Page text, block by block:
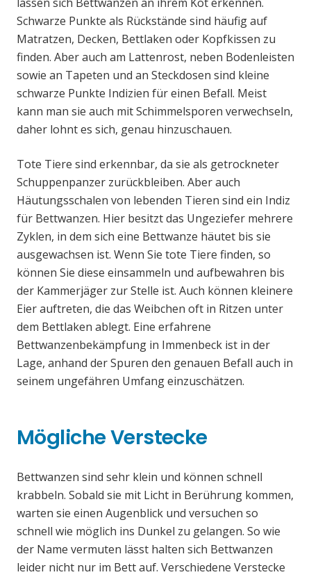
Schwarze Punkte als Rückstände sind häufig auf
Matratzen, Decken, Bettlaken oder Kopfkissen zu
finden. Aber auch am Lattenrost, neben Bodenleisten
sowie an Tapeten und an Steckdosen sind kleine
schwarze Punkte Indizien für einen Befall. Meist
kann man sie auch mit Schimmelsporen verwechseln,
daher lohnt es sich, genau hinzuschauen.
Tote Tiere sind erkennbar, da sie als getrockneter
Schuppenpanzer zurückbleiben. Aber auch
Häutungsschalen von lebenden Tieren sind ein Indiz
für Bettwanzen. Hier besitzt das Ungeziefer mehrere
Zyklen, in dem sich eine Bettwanze häutet bis sie
ausgewachsen ist. Wenn Sie tote Tiere finden, so
können Sie diese einsammeln und aufbewahren bis
der Kammerjäger zur Stelle ist. Auch können kleinere
Eier auftreten, die das Weibchen oft in Ritzen unter
dem Bettlaken ablegt. Eine erfahrene
Bettwanzenbekämpfung in Immenbeck ist in der
Lage, anhand der Spuren den genauen Befall auch in
seinem ungefähren Umfang einzuschätzen.
Mögliche Verstecke
Bettwanzen sind sehr klein und können schnell
krabbeln. Sobald sie mit Licht in Berührung kommen,
warten sie einen Augenblick und versuchen so
schnell wie möglich ins Dunkel zu gelangen. So wie
der Name vermuten lässt halten sich Bettwanzen
leider nicht nur im Bett auf. Verschiedene Verstecke